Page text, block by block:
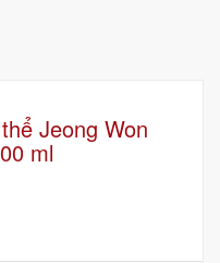
Jeong Won
ml